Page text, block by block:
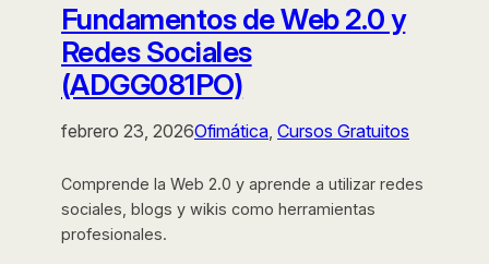
Fundamentos de Web 2.0 y
Redes Sociales
(ADGG081PO)
febrero 23, 2026Ofimática, Cursos Gratuitos
Comprende la Web 2.0 y aprende a utilizar redes
sociales, blogs y wikis como herramientas
profesionales.